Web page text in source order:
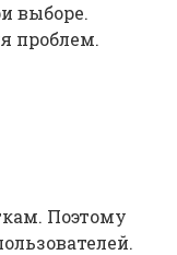
выборе.
проблем.
Поэтому